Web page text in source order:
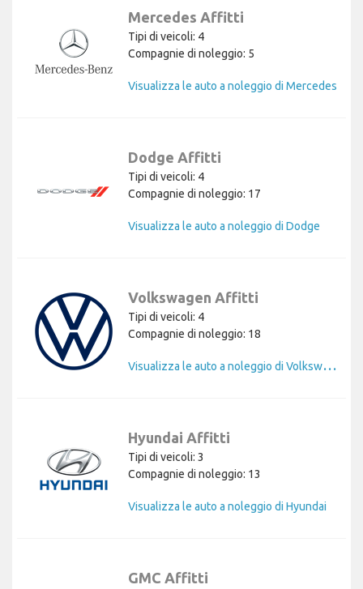
Mercedes Affitti
Tipi di veicoli: 4
Compagnie di noleggio: 5
Visualizza le auto a noleggio di Mercedes
Dodge Affitti
Tipi di veicoli: 4
Compagnie di noleggio: 17
Visualizza le auto a noleggio di Dodge
Volkswagen Affitti
Tipi di veicoli: 4
Compagnie di noleggio: 18
V
isualizza le auto a noleggio di Volkswagen
Hyundai Affitti
Tipi di veicoli: 3
Compagnie di noleggio: 13
Visualizza le auto a noleggio di Hyundai
GMC Affitti